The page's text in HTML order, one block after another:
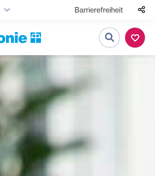
Barrierefreiheit
Suche